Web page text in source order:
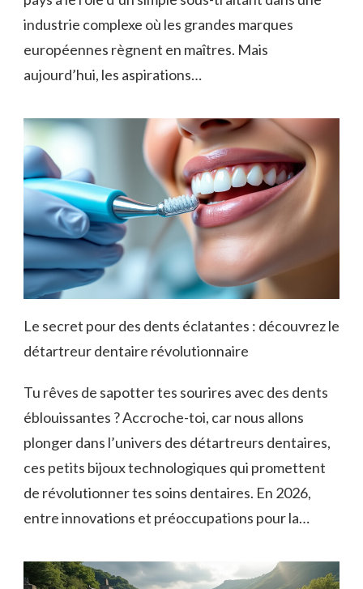
industrie complexe où les grandes marques
européennes règnent en maîtres. Mais
aujourd’hui, les aspirations…
Le secret pour des dents éclatantes : découvrez le
détartreur dentaire révolutionnaire
Tu rêves de sapotter tes sourires avec des dents
éblouissantes ? Accroche-toi, car nous allons
plonger dans l’univers des détartreurs dentaires,
ces petits bijoux technologiques qui promettent
de révolutionner tes soins dentaires. En 2026,
entre innovations et préoccupations pour la…